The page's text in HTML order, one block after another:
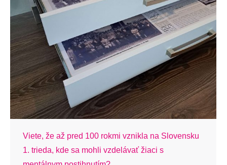
Viete, že až pred 100 rokmi vznikla na Slovensku
1. trieda, kde sa mohli vzdelávať žiaci s